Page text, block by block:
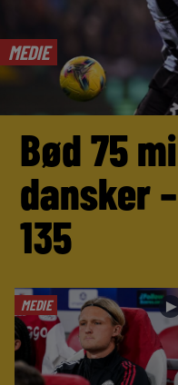
MEDIE
Bød 75
dansker
135
MEDIE